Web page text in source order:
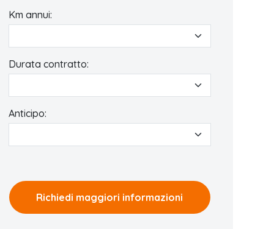
Km annui:
Durata contratto:
Anticipo:
Richiedi maggiori informazioni